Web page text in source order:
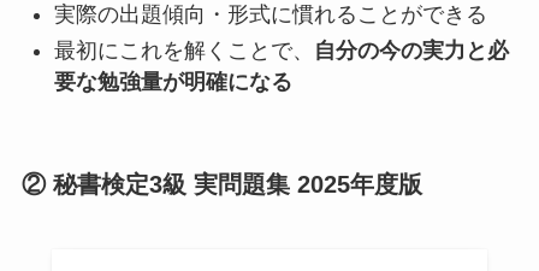
実際の出題傾向・形式に慣れることができる
最初にこれを解くことで、
自分の今の実力と必
要な勉強量が明確になる
② 秘書検定3級 実問題集 2025年度版